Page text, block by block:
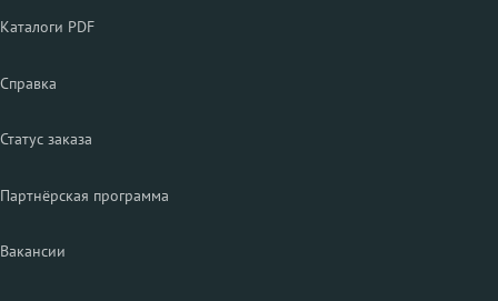
Каталоги PDF
Справка
Статус заказа
Партнёрская программа
Вакансии